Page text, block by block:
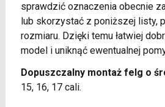
sprawdzić oznaczenia obecnie
lub skorzystać z poniższej listy,
rozmiaru. Dzięki temu łatwiej
model i uniknąć ewentualnej
Dopuszczalny montaż felg o
15, 16, 17 cali.